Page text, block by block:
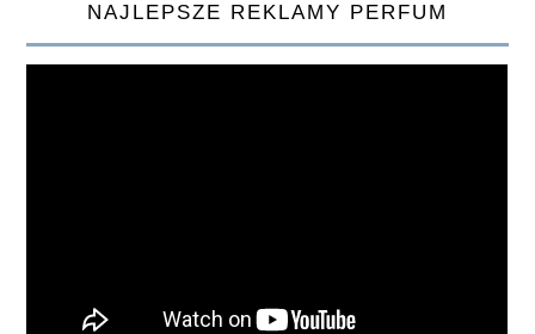
NAJLEPSZE REKLAMY PERFUM